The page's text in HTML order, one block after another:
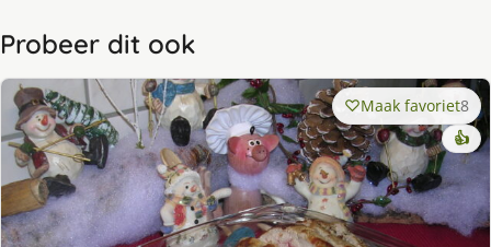
Probeer dit ook
Maak favoriet8
👍